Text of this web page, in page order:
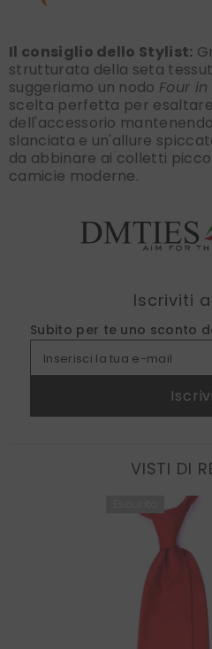
Il consiglio dello Stylist:
strutturata della seta
suggeriamo un nodo Four
scelta perfetta per
dell'accessorio
slanciata e un'allure
da abbinare ai colletti
camicie moderne.
Iscriviti
Subito per te uno sconto
Inserisci la tua e-mail
VISTI DI